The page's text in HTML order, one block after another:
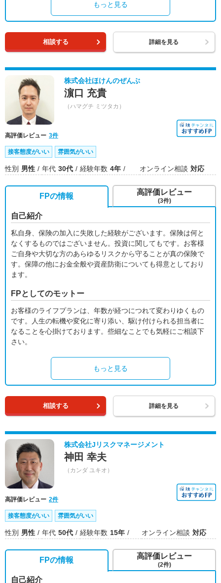
もっと見る
相談する 詳細を見る
株式会社ほけんのぜんぶ
濵口 充貴
（ハマグチ ミツタカ）
高評価レビュー 3件
接客態度がいい 雰囲気がいい
性別 男性 年代 30代 経験年数 4年 オンライン相談 対応
FPの情報
自己紹介
私自身、保険の加入に失敗した経験がございます。保険は何と
なくするものではございません。投資に関してもです。お客様
ご自身や大切な方のあらゆるリスクから守ることが真の保険で
す。保障の他にお金全般や資産防衛についても得意としており
ます。
FPとしてのモットー
お客様のライフプランは、年数が経つにつれて変わりゆくもの
です。人生の転機や変化に寄り添い、駆け付けられる担当者に
なることを心掛けております。些細なことでも気軽にご相談下
さい。
もっと見る
高評価レビュー
(3件)
相談する 詳細を見る
株式会社Jリスクマネージメント
神田 幸夫
（カンダ ユキオ）
高評価レビュー 2件
接客態度がいい 雰囲気がいい
性別 男性 年代 50代 経験年数 15年 オンライン相談 対応
FPの情報
自己紹介
高評価レビュー
(2件)